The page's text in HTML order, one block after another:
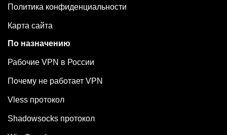
Политика конфиденциальности
Карта сайта
По назначению
Рабочие VPN в России
Почему не работает VPN
Vless протокол
Shadowsocks протокол